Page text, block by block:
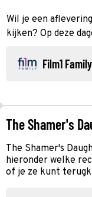
Wil je een
kijken? Op deze
Film1 Family
The Shamer's
The Shamer's
hieronder welke
of je ze kunt